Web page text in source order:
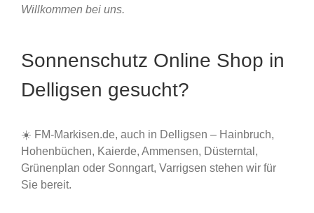
Willkommen bei uns.
Sonnenschutz Online Shop in
Delligsen gesucht?
☀️ FM-Markisen.de, auch in Delligsen – Hainbruch,
Hohenbüchen, Kaierde, Ammensen, Düsterntal,
Grünenplan oder Sonngart, Varrigsen stehen wir für
Sie bereit.